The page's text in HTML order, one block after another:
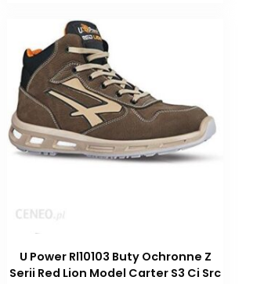
U Power Rl10103 Buty Ochronne Z
Serii Red Lion Model Carter S3 Ci Src